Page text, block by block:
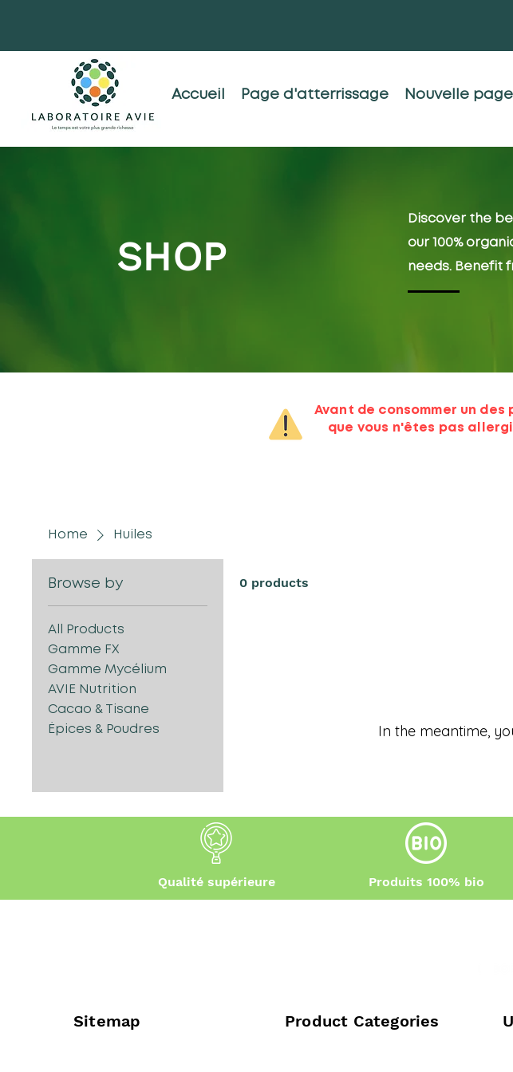
Accueil Page d'atterrissage Nouvelle page
SHOP
Discover the
our 100%
needs. Benefit
Avant de consommer un
que vous n'êtes pas
Home Huiles
Browse by
All Products
Gamme FX
Gamme Mycélium
AVIE Nutrition
Cacao & Tisane
Épices & Poudres
0 products
In the meantime,
Qualité supérieure Produits 100% bio
Sitemap Product Categories